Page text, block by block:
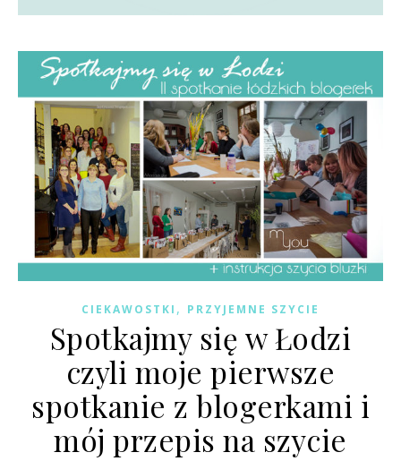
CIEKAWOSTKI , PRZYJEMNE SZYCIE
Spotkajmy się w Łodzi
czyli moje pierwsze
spotkanie z blogerkami i
mój przepis na szycie